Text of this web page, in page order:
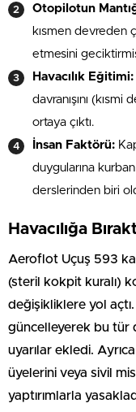
Otopilotun
kısmen devreden
etmesini
Havacılık Eğitimi:
davranışını
ortaya çıktı.
İnsan Faktörü:
duygularına
derslerinden biri
Havacılığa
Aeroflot Uçuş 593
(steril kokpit kuralı)
değişikliklere yol
güncelleyerek bu tür
uyarılar ekledi.
üyelerini veya sivil
yaptırımlarla